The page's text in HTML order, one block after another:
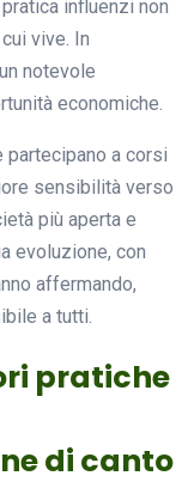
influenzi non
vive. In
notevole
economiche.
a corsi
sensibilità verso
più aperta e
evoluzione, con
affermando,
a tutti.
pratiche
di canto